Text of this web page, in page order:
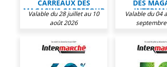
CARREAUX DES
MAGASINS CARREFOUR
Valable du 28 juillet au 10
août 2026
DES
Valable du 04